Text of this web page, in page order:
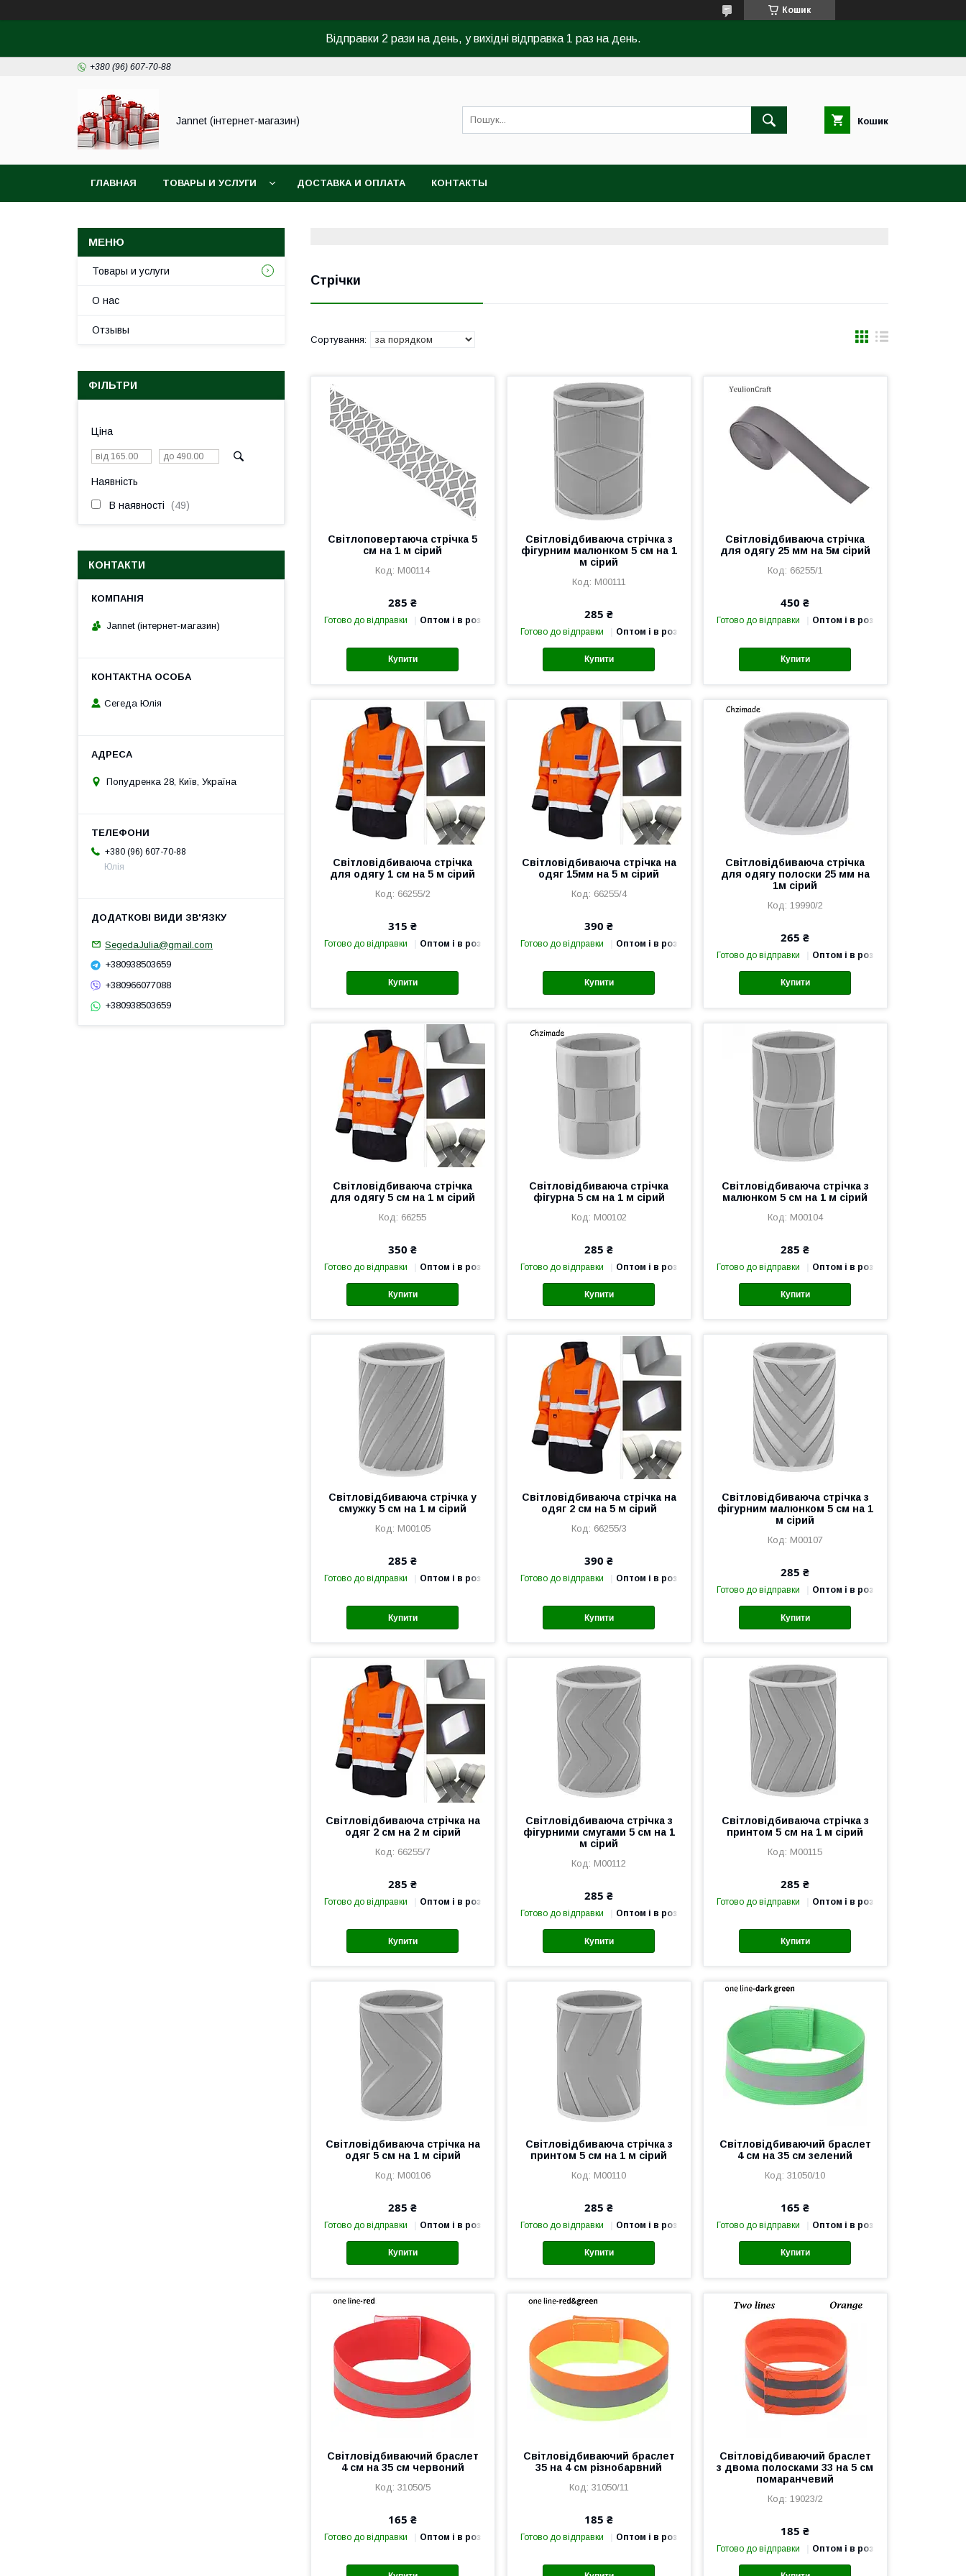
Кошик
Відправки 2 рази на день, у вихідні відправка 1 раз на день.
+380 (96) 607-70-88
Jannet (інтернет-магазин) Кошик
ГЛАВНАЯ ТОВАРЫ И УСЛУГИ ДОСТАВКА И ОПЛАТА КОНТАКТЫ
Стрічки
Світлоповертаюча стрічка 5
см на 1 м сірий
М00114
285 ₴
Готово до відправки Оптом і в роздріб
Купити
Світловідбиваюча стрічка з
фігурним малюнком 5 см на 1
м сірий
М00111
285 ₴
Готово до відправки Оптом і в роздріб
Купити
Світловідбиваюча стрічка
для одягу 25 мм на 5м сірий
66255/1
450 ₴
Готово до відправки Оптом і в роздріб
Купити
Світловідбиваюча стрічка
для одягу 1 см на 5 м сірий
66255/2
315 ₴
Готово до відправки Оптом і в роздріб
Купити
Світловідбиваюча стрічка на
одяг 15мм на 5 м сірий
66255/4
390 ₴
Готово до відправки Оптом і в роздріб
Купити
Світловідбиваюча стрічка
для одягу полоски 25 мм на
1м сірий
19990/2
265 ₴
Готово до відправки Оптом і в роздріб
Купити
Світловідбиваюча стрічка
для одягу 5 см на 1 м сірий
66255
350 ₴
Готово до відправки Оптом і в роздріб
Купити
Світловідбиваюча стрічка
фігурна 5 см на 1 м сірий
М00102
285 ₴
Готово до відправки Оптом і в роздріб
Купити
Світловідбиваюча стрічка з
малюнком 5 см на 1 м сірий
М00104
285 ₴
Готово до відправки Оптом і в роздріб
Купити
Світловідбиваюча стрічка у
смужку 5 см на 1 м сірий
М00105
285 ₴
Готово до відправки Оптом і в роздріб
Купити
Світловідбиваюча стрічка на
одяг 2 см на 5 м сірий
66255/3
390 ₴
Готово до відправки Оптом і в роздріб
Купити
Світловідбиваюча стрічка з
фігурним малюнком 5 см на 1
м сірий
М00107
285 ₴
Готово до відправки Оптом і в роздріб
Купити
Світловідбиваюча стрічка на
одяг 2 см на 2 м сірий
66255/7
285 ₴
Готово до відправки Оптом і в роздріб
Купити
Світловідбиваюча стрічка з
фігурними смугами 5 см на 1
м сірий
М00112
285 ₴
Готово до відправки Оптом і в роздріб
Купити
Світловідбиваюча стрічка з
принтом 5 см на 1 м сірий
М00115
285 ₴
Готово до відправки Оптом і в роздріб
Купити
Світловідбиваюча стрічка на
одяг 5 см на 1 м сірий
М00106
285 ₴
Готово до відправки Оптом і в роздріб
Купити
Світловідбиваюча стрічка з
принтом 5 см на 1 м сірий
М00110
285 ₴
Готово до відправки Оптом і в роздріб
Купити
Світловідбиваючий браслет
4 см на 35 см зелений
31050/10
165 ₴
Готово до відправки Оптом і в роздріб
Купити
Світловідбиваючий браслет
4 см на 35 см червоний
31050/5
165 ₴
Готово до відправки Оптом і в роздріб
Світловідбиваючий браслет
35 на 4 см різнобарвний
31050/11
185 ₴
Готово до відправки Оптом і в роздріб
Світловідбиваючий браслет
з двома полосками 33 на 5 см
помаранчевий
19023/2
185 ₴
Готово до відправки Оптом і в роздріб
Товары и услуги
О нас
Отзывы
ФІЛЬТРИ
Ціна
Наявність
В наявності 49
КОНТАКТИ
Jannet (інтернет-магазин)
Сегеда Юлія
Попудренка 28, Київ, Україна
+380 (96) 607-70-88
Юлія
SegedaJulia@gmail.com
+380938503659
+380966077088
+380938503659